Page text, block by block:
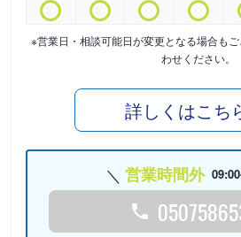
※営業日・相談可能日が変更となる場合も
わせください。
詳しくはこち
営業時間外